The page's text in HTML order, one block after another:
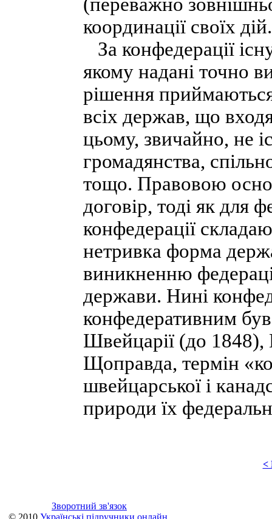
координації своїх дій.
За конфедерації
якому надані точно
рішення
всіх держав, що
цьому, звичайно, не
громадянства,
тощо. Правовою
договір, тоді як для
конфедерації
нетривка форма
виникненню
держави. Нині
конфедеративним
Швейцарії (до
Щоправда, термін
швейцарської і
природи їх
<
Зворотний зв'язок
© 2010 Українські підручники онлайн